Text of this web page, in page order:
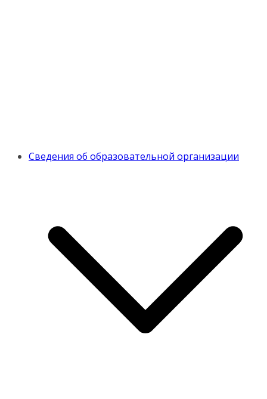
Сведения об образовательной организации